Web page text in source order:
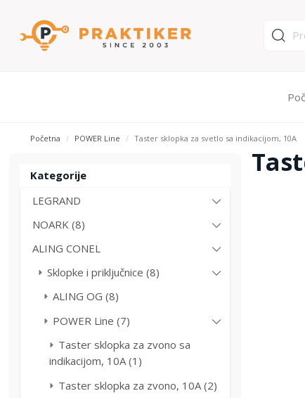
Početna POWER Line Taster sklopka za svetlo sa indikacijom, 10A
Kategorije
LEGRAND
NOARK (8)
ALING CONEL
Sklopke i priključnice (8)
ALING OG (8)
POWER Line (7)
Taster sklopka za zvono sa
indikacijom, 10A (1)
Taster sklopka za zvono, 10A (2)